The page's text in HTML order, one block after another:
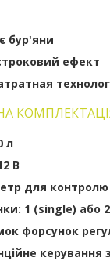
бур'яни
ефект
л
В
для контролю
1 (single) або
форсунок
керування